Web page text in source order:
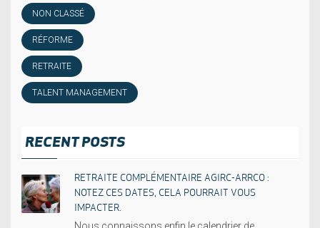
NON CLASSÉ
RÉFORME
RETRAITE
TALENT MANAGEMENT
RECENT POSTS
RETRAITE COMPLÉMENTAIRE AGIRC-ARRCO :
NOTEZ CES DATES, CELA POURRAIT VOUS
IMPACTER.